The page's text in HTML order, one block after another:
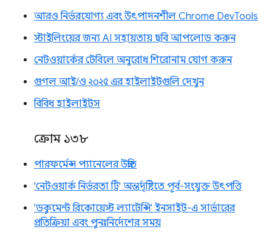
আরও নির্ভরযোগ্য এবং উৎপাদনশীল Chrome DevTools
স্টাইলিংয়ের জন্য AI সহায়তায় ছবি আপলোড করুন
নেটওয়ার্কের টেবিলে অনুরোধ শিরোনাম যোগ করুন
গুগল আই/ও ২০২৫ এর হাইলাইটগুলি দেখুন
বিবিধ হাইলাইটস
ক্রোম ১৩৮
পারফর্মেন্স প্যানেলের উন্নতি
'নেটওয়ার্ক নির্ভরতা ট্রি' অন্তর্দৃষ্টিতে পূর্ব-সংযুক্ত উৎপত্তি
'ডকুমেন্ট রিকোয়েস্ট ল্যাটেন্সি' ইনসাইট-এ সার্ভারের
প্রতিক্রিয়া এবং পুনঃনির্দেশের সময়